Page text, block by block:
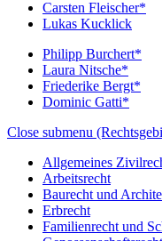
Carsten Fleischer*
Lukas Kucklick
Philipp Burchert*
Laura Nitsche*
Friederike Bergt*
Dominic Gatti*
Close submenu
Allgemeines
Arbeitsrecht
Baurecht und
Erbrecht
Familienrecht und